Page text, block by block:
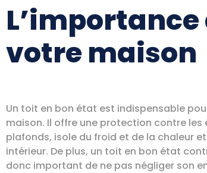
votre maison
Un toit en bon état est indispensable
maison. Il offre une protection contre
plafonds, isole du froid et de la chaleur
intérieur. De plus, un toit en bon état
donc important de ne pas négliger son